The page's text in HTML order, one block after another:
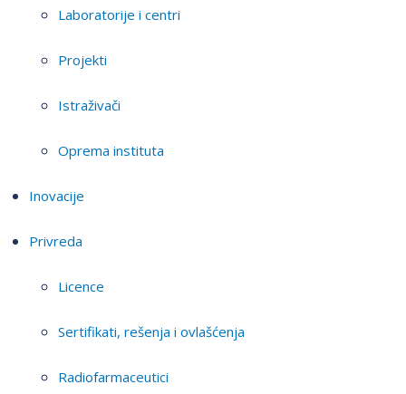
Laboratorije i centri
Projekti
Istraživači
Oprema instituta
Inovacije
Privreda
Licence
Sertifikati, rešenja i ovlašćenja
Radiofarmaceutici